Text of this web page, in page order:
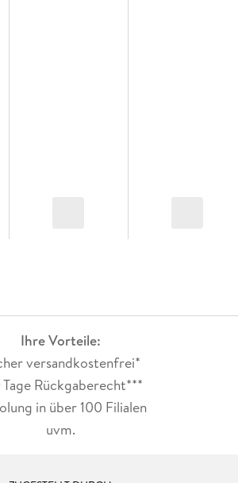
Ihre Vorteile:
versandkostenfrei*
Tage Rückgaberecht***
in über 100 Filialen
uvm.